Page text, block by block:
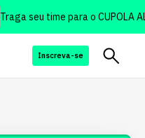
Traga seu time para o CUPOLA
Inscreva-se